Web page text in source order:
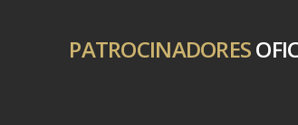
PATROCINADORES